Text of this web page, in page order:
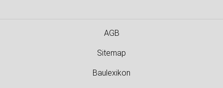
AGB
Sitemap
Baulexikon